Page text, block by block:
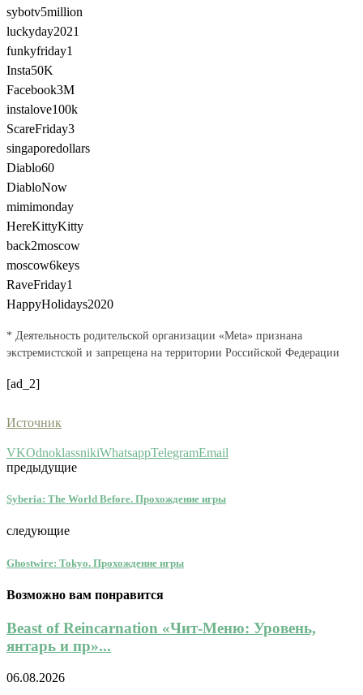
sybotv5million
luckyday2021
funkyfriday1
Insta50K
Facebook3M
instalove100k
ScareFriday3
singaporedollars
Diablo60
DiabloNow
mimimonday
HereKittyKitty
back2moscow
moscow6keys
RaveFriday1
HappyHolidays2020
* Деятельность родительской организации «Meta» признана
экстремистской и запрещена на территории Российской Федерации
[ad_2]
Источник
VKOdnoklassnikiWhatsappTelegramEmail
предыдущие
Syberia: The World Before. Прохождение игры
следующие
Ghostwire: Tokyo. Прохождение игры
Возможно вам понравится
Beast of Reincarnation «Чит-Меню: Уровень,
янтарь и пр»...
06.08.2026